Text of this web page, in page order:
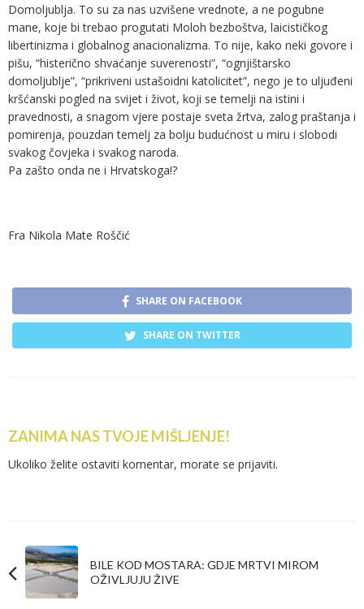
Domoljublja. To su za nas uzvišene vrednote, a ne pogubne
mane, koje bi trebao progutati Moloh bezboštva, laicističkog
libertinizma i globalnog anacionalizma. To nije, kako neki govore i
pišu, “histerično shvaćanje suverenosti”, “ognjištarsko
domoljublje”, “prikriveni ustašoidni katolicitet”, nego je to uljuđeni
kršćanski pogled na svijet i život, koji se temelji na istini i
pravednosti, a snagom vjere postaje sveta žrtva, zalog praštanja i
pomirenja, pouzdan temelj za bolju budućnost u miru i slobodi
svakog čovjeka i svakog naroda.
Pa zašto onda ne i Hrvatskoga!?
Fra Nikola Mate Roščić
SHARE ON FACEBOOK
SHARE ON TWITTER
ZANIMA NAS TVOJE MIŠLJENJE!
Ukoliko želite ostaviti komentar, morate se prijaviti.
BILE KOD MOSTARA: GDJE MRTVI MIROM
OŽIVLJUJU ŽIVE